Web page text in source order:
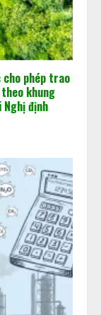
phép trao
khung
Nghị định